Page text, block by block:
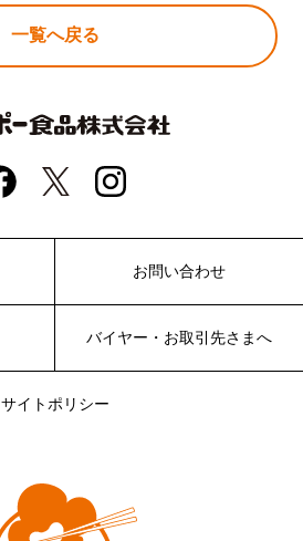
一覧へ戻る
お問い合わせ
サイトポリシー
バイヤー・お取引先さまへ